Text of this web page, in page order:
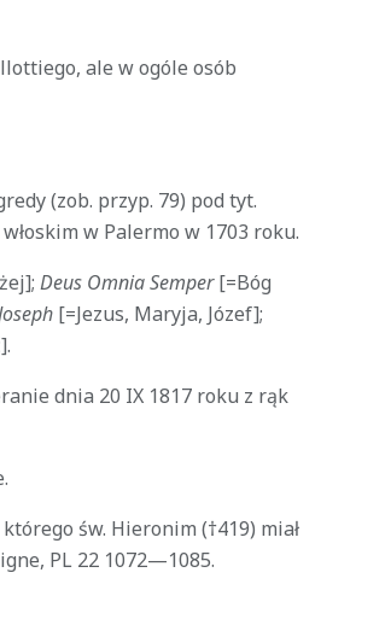
ale w ogóle osób
(zob. przyp. 79) pod tyt.
w Palermo w 1703 roku.
Deus Omnia Semper[=Bóg
[=Jezus, Maryja, Józef];
dnia 20 IX 1817 roku z rąk
św. Hieronim (†419) miał
PL 22 1072—1085.